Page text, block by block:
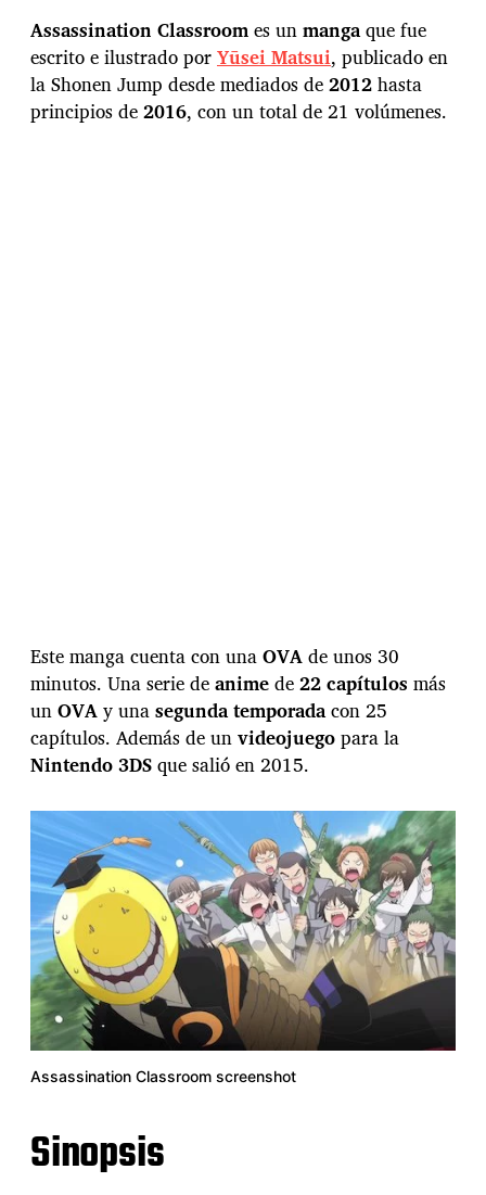
h
a
d
e
l
a
Assassination Classroomes unmangaque fue
escrito e ilustrado porYūseiMatsui, publicado en
la Shonen Jump desde mediados de2012hasta
principios de2016, con un total de 21 volúmenes.
Este manga cuenta con unaOVAde unos 30
minutos. Una serie deanimede22capítulos más
unOVAy unasegundatemporadacon 25
capítulos. Además de unvideojuegopara la
Nintendo3DSque salió en 2015.
Assassination Classroom screenshot
Sinopsis